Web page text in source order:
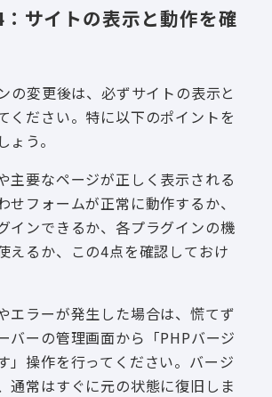
サイトの表示と動作を確
の変更後は、必ずサイトの表示と
ください。特に以下のポイントを
う。
主要なページが正しく表示される
せフォームが正常に動作するか、
インできるか、各プラグインの機
えるか、この4点を確認しておけ
エラーが発生した場合は、慌てず
バーの管理画面から「PHPバージ
」操作を行ってください。バージ
通常はすぐに元の状態に復旧しま